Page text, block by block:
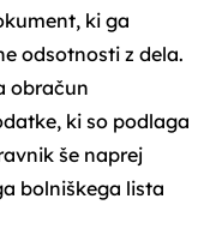
ki ga
odsotnosti z dela.
obračun
ki so podlaga
še naprej
bolniškega lista